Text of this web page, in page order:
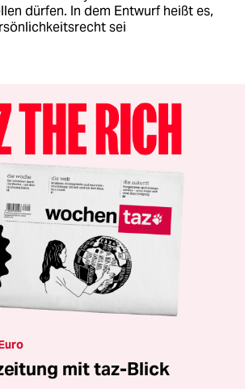
dürfen. In dem Entwurf heißt es,
sei
mit taz-Blick